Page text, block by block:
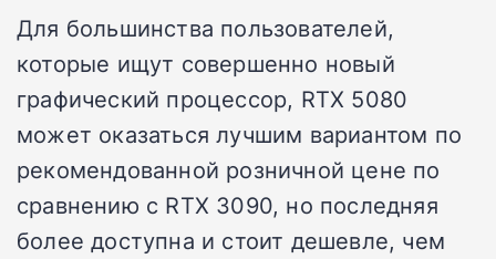
Для большинства пользователей,
которые ищут совершенно новый
графический процессор, RTX 5080
может оказаться лучшим вариантом по
рекомендованной розничной цене по
сравнению с RTX 3090, но последняя
более доступна и стоит дешевле, чем